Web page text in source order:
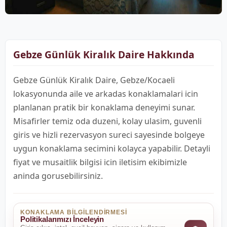
Gebze Günlük Kiralık Daire Hakkında
Gebze Günlük Kiralık Daire, Gebze/Kocaeli
lokasyonunda aile ve arkadas konaklamalari icin
planlanan pratik bir konaklama deneyimi sunar.
Misafirler temiz oda duzeni, kolay ulasim, guvenli
giris ve hizli rezervasyon sureci sayesinde bolgeye
uygun konaklama secimini kolayca yapabilir. Detayli
fiyat ve musaitlik bilgisi icin iletisim ekibimizle
aninda gorusebilirsiniz.
KONAKLAMA BILGILENDIRMESI
Politikalarımızı İnceleyin